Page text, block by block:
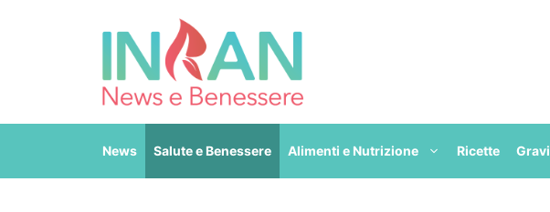
News Salute e Benessere Alimenti e Nutrizione Ricette